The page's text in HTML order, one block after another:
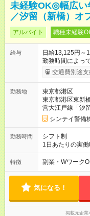
未経験OK◎幅広い
／汐留（新橋）オ
アルバイト 職種未経験
給与
日給13,125円～
勤務時間によっ
13,125円～
ございます。
級救命講習修了 250円/日 など
用期間の長さ：
交通費別途支
勤務地
東京都港区
東京都港区東新
営大江戸線「汐
東出口 徒歩1分
シンテイ警備
勤務時間
シフト制
1日あたりの実
労働時間 170時間/月） 【シフト例】
間120分）
特徴 副業・Wワーク
気になる！
掲載元企業